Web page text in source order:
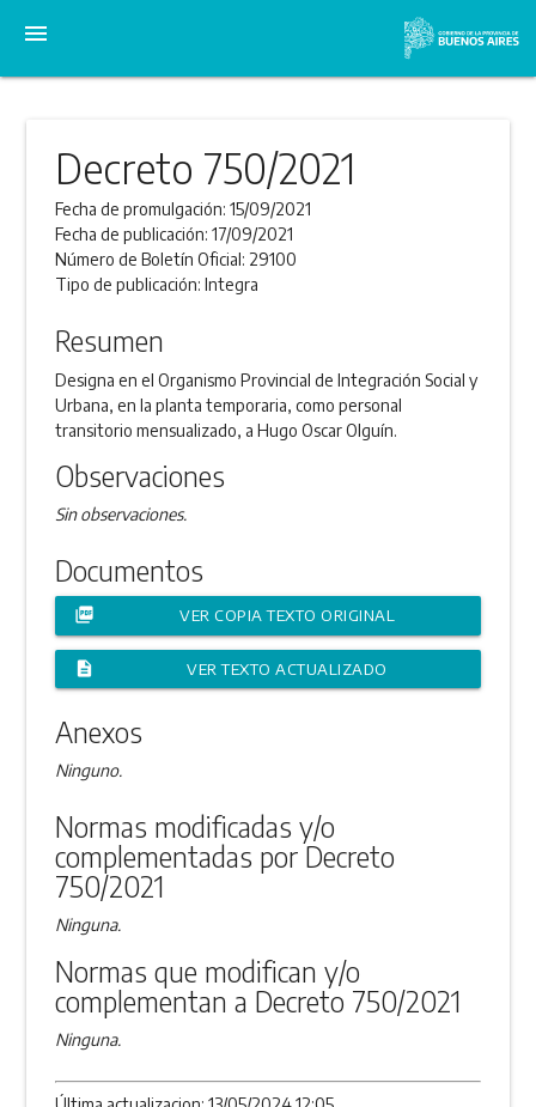
menu
Decreto 750/2021
Fecha de promulgación:15/09/2021
Fecha de publicación:17/09/2021
Número de Boletín Oficial: 29100
Tipo de publicación:Integra
Resumen
Designa en el Organismo Provincial de Integración Social y
Urbana, en la planta temporaria, como personal
transitorio mensualizado, a Hugo Oscar Olguín.
Observaciones
Sin observaciones.
Documentos
picture_as_pdf VER COPIA TEXTO ORIGINAL
description VER TEXTO ACTUALIZADO
Anexos
Ninguno.
Normas modificadas y/o
complementadas por Decreto
750/2021
Ninguna.
Normas que modifican y/o
complementan a Decreto 750/2021
Ninguna.